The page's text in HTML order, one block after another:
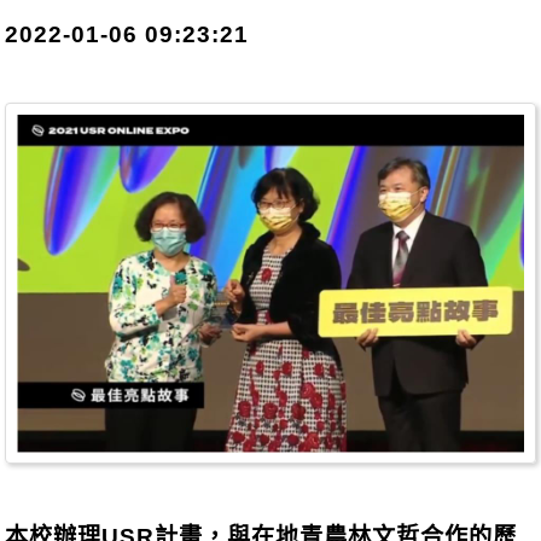
2022-01-06 09:23:21